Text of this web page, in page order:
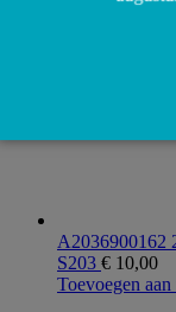
A2036900162
S203 € 10,00
Toevoegen